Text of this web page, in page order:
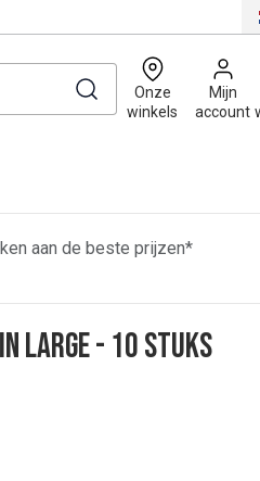
Onze
winkels
Mijn
account
0
aan de beste prijzen*
Large - 10 stuks